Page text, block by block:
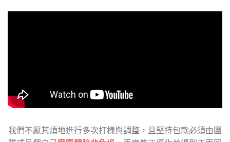
我們不厭其煩地進行多次打樣與調整，且堅持包款必須由團